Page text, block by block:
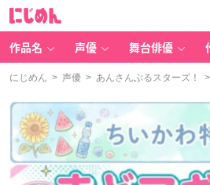
作品名 声優 舞台俳優
にじめん > 声優 > あんさんぶるスターズ！